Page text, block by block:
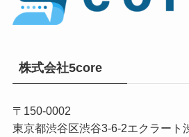
株式会社5core
〒150-0002
東京都渋谷区渋谷3-6-2エクラート